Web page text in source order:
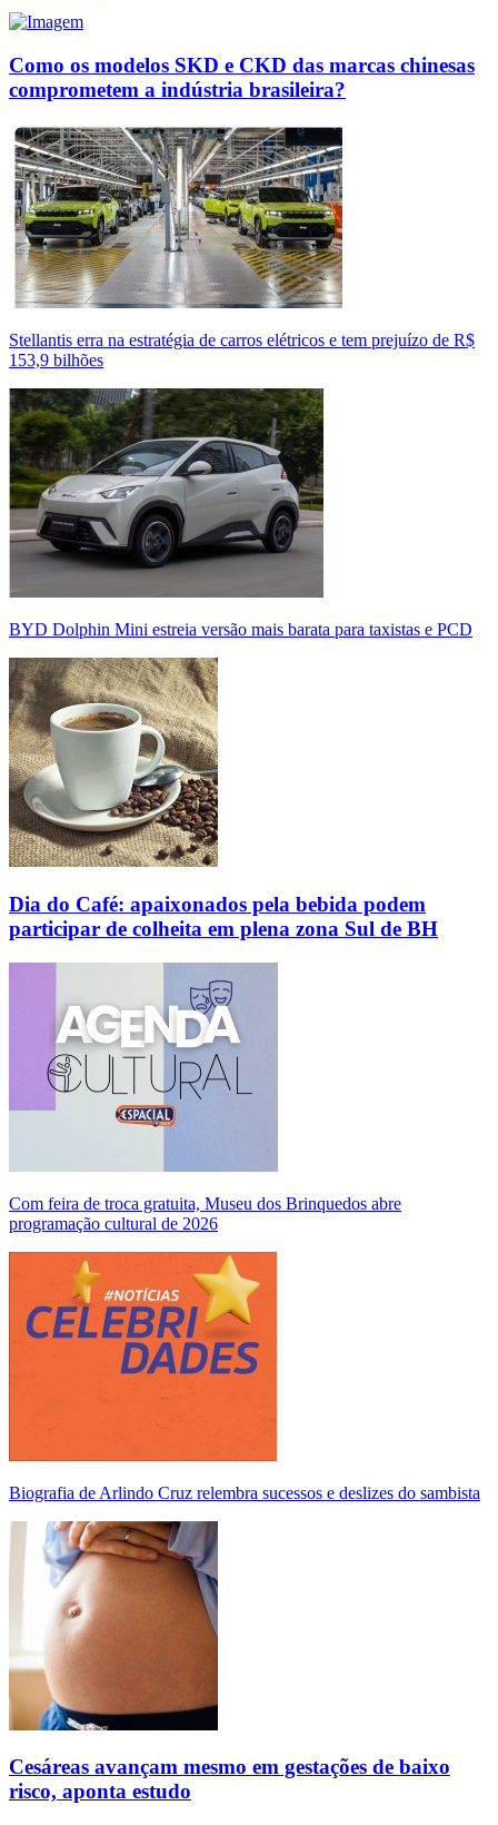
Como os modelos SKD e CKD das marcas chinesas
comprometem a indústria brasileira?
Stellantis erra na estratégia de carros elétricos e tem prejuízo de R$
153,9 bilhões
BYD Dolphin Mini estreia versão mais barata para taxistas e PCD
Dia do Café: apaixonados pela bebida podem
participar de colheita em plena zona Sul de BH
Com feira de troca gratuita, Museu dos Brinquedos abre
programação cultural de 2026
Biografia de Arlindo Cruz relembra sucessos e deslizes do sambista
Cesáreas avançam mesmo em gestações de baixo
risco, aponta estudo